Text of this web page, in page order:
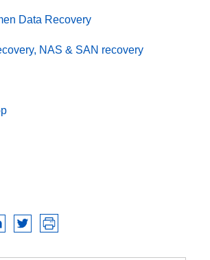
Data Recovery
NAS & SAN recovery